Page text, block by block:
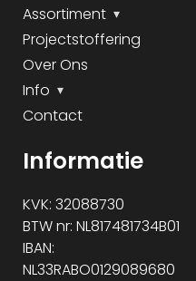
Assortiment
Projectstoffering
Over Ons
Info
Contact
Informatie
KVK: 32088730
BTW nr: NL817481734B01
IBAN:
NL33RABO0129089680